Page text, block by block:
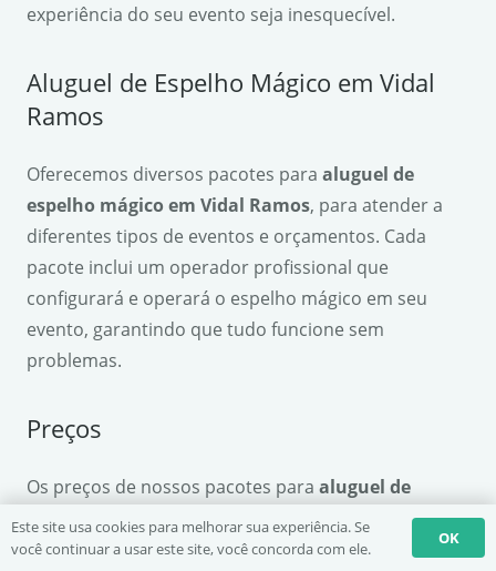
experiência do seu evento seja inesquecível.
Aluguel de Espelho Mágico em Vidal
Ramos
Oferecemos diversos pacotes para aluguel de
espelho mágico em Vidal Ramos, para atender a
diferentes tipos de eventos e orçamentos. Cada
pacote inclui um operador profissional que
configurará e operará o espelho mágico em seu
evento, garantindo que tudo funcione sem
problemas.
Preços
Os preços de nossos pacotes para aluguel de
espelho mágico em Vidal Ramos variam de acordo
com a duração do evento e o tamanho do pacote.
Este site usa cookies para melhorar sua experiência. Se
você continuar a usar este site, você concorda com ele.
OK